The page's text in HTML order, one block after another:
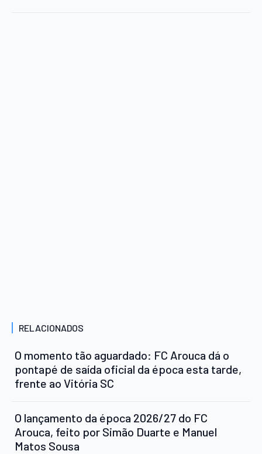
RELACIONADOS
O momento tão aguardado: FC Arouca dá o
pontapé de saída oficial da época esta tarde,
frente ao Vitória SC
O lançamento da época 2026/27 do FC
Arouca, feito por Simão Duarte e Manuel
Matos Sousa